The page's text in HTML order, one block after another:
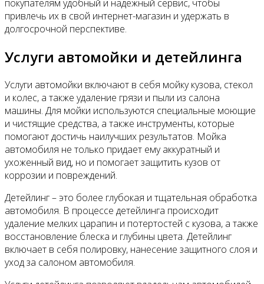
покупателям удобный и надежный сервис, чтобы
привлечь их в свой интернет-магазин и удержать в
долгосрочной перспективе.
Услуги автомойки и детейлинга
Услуги автомойки включают в себя мойку кузова, стекол
и колес, а также удаление грязи и пыли из салона
машины. Для мойки используются специальные моющие
и чистящие средства, а также инструменты, которые
помогают достичь наилучших результатов. Мойка
автомобиля не только придает ему аккуратный и
ухоженный вид, но и помогает защитить кузов от
коррозии и повреждений.
Детейлинг – это более глубокая и тщательная обработка
автомобиля. В процессе детейлинга происходит
удаление мелких царапин и потертостей с кузова, а также
восстановление блеска и глубины цвета. Детейлинг
включает в себя полировку, нанесение защитного слоя и
уход за салоном автомобиля.